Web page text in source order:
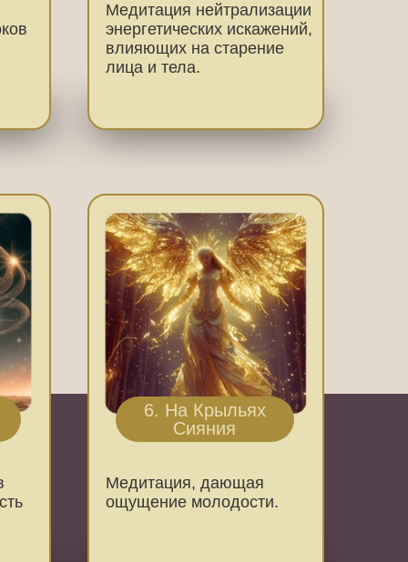
Медитация нейтрализации
энергетических искажений,
влияющих на старение
лица и тела.
6. На Крыльях
Сияния
Медитация, дающая
ощущение молодости.